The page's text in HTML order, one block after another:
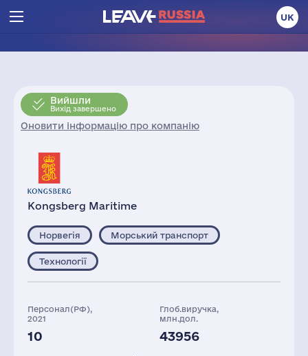
UK
Вийшли
Вихід завершено
Оновити інформацію про компанію
Kongsberg Maritime
Норвегія Морський транспорт
Технології
Персонал(РФ),
2021
10
Глоб.виручка,
млн.дол.
43956